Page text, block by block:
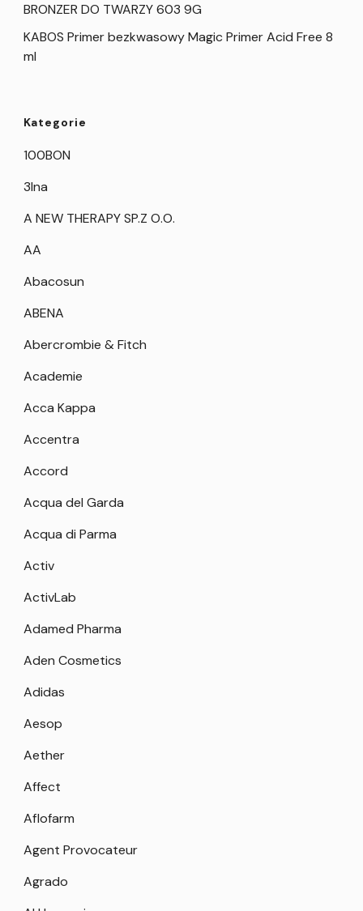
BRONZER DO TWARZY 603 9G
KABOS Primer bezkwasowy Magic Primer Acid Free 8
ml
Kategorie
100BON
3Ina
A NEW THERAPY SP.Z O.O.
AA
Abacosun
ABENA
Abercrombie & Fitch
Academie
Acca Kappa
Accentra
Accord
Acqua del Garda
Acqua di Parma
Activ
ActivLab
Adamed Pharma
Aden Cosmetics
Adidas
Aesop
Aether
Affect
Aflofarm
Agent Provocateur
Agrado